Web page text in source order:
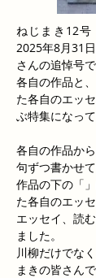
ねじまき12号
2025年8月31
さんの追悼号で
各自の作品と
た各自のエッ
ぶ特集になって
各自の作品か
句ずつ書かせ
作品の下の「
た各自のエッ
エッセイ、読
ました。
川柳だけでな
まきの皆さんで